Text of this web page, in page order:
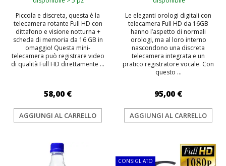
Piccola e discreta, questa è la
telecamera rotante Full HD con
dittafono e visione notturna +
scheda di memoria da 16 GB in
omaggio! Questa mini-
telecamera può registrare video
di qualità Full HD direttamente ...
58,00 €
AGGIUNGI AL CARRELLO
Le eleganti orologi digitali con
telecamera Full HD da 16GB
hanno l’aspetto di normali
orologi, ma al loro interno
nascondono una discreta
telecamera integrata e un
pratico registratore vocale. Con
questo ...
95,00 €
AGGIUNGI AL CARRELLO
CONSIGLIATO